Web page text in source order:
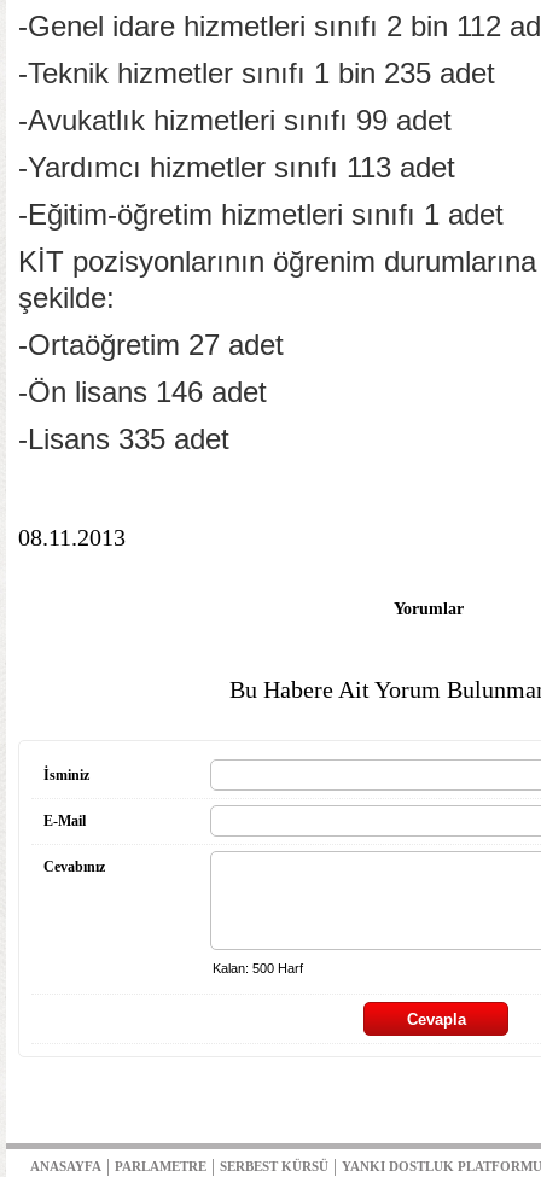
-Genel idare hizmetleri sınıfı 2 bin 112
-Teknik hizmetler sınıfı 1 bin 235 adet
-Avukatlık hizmetleri sınıfı 99 adet
-Yardımcı hizmetler sınıfı 113 adet
-Eğitim-öğretim hizmetleri sınıfı 1 adet
KİT pozisyonlarının öğrenim
şekilde:
-Ortaöğretim 27 adet
-Ön lisans 146 adet
-Lisans 335 adet
08.11.2013
Yorumlar
Bu Habere Ait Yorum
İsminiz
E-Mail
Cevabınız
ANASAYFA | PARLAMETRE | SERBEST KÜRSÜ | YANKI DOSTLUK PLATFORMU